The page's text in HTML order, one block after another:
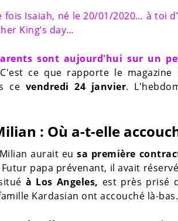
fois Isaiah, né le 20/01/2020… à toi
King’s day…
sont aujourd'hui sur un
ce que rapporte le magazine
ce vendredi 24 janvier.
: Où a-t-elle
aurait eu sa première
papa prévenant, il avait réservé
à Los Angeles, est près prisé
Kardasian ont accouché là-bas.